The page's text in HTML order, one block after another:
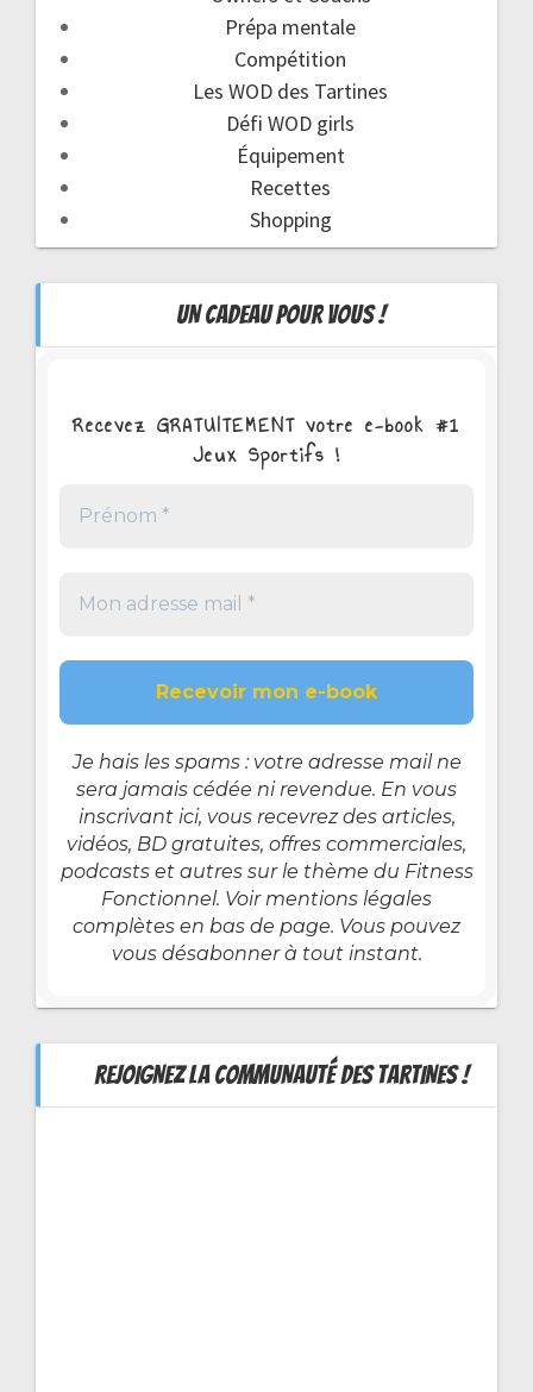
Prépa mentale
Compétition
Les WOD des Tartines
Défi WOD girls
Équipement
Recettes
Shopping
UN CADEAU POUR VOUS !
Recevez GRATUITEMENT votre e-book #1
Jeux Sportifs !
Je hais les spams : votre adresse mail ne
sera jamais cédée ni revendue. En vous
inscrivant ici, vous recevrez des articles,
vidéos, BD gratuites, offres commerciales,
podcasts et autres sur le thème du Fitness
Fonctionnel. Voir mentions légales
complètes en bas de page. Vous pouvez
vous désabonner à tout instant.
REJOIGNEZ LA COMMUNAUTÉ DES TARTINES !